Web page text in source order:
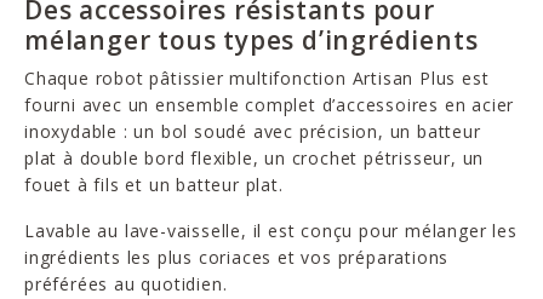
Des accessoires résistants pour
mélanger tous types d’ingrédients
Chaque robot pâtissier multifonction Artisan Plus est
fourni avec un ensemble complet d’accessoires en acier
inoxydable : un bol soudé avec précision, un batteur
plat à double bord flexible, un crochet pétrisseur, un
fouet à fils et un batteur plat.
Lavable au lave-vaisselle, il est conçu pour mélanger les
ingrédients les plus coriaces et vos préparations
préférées au quotidien.